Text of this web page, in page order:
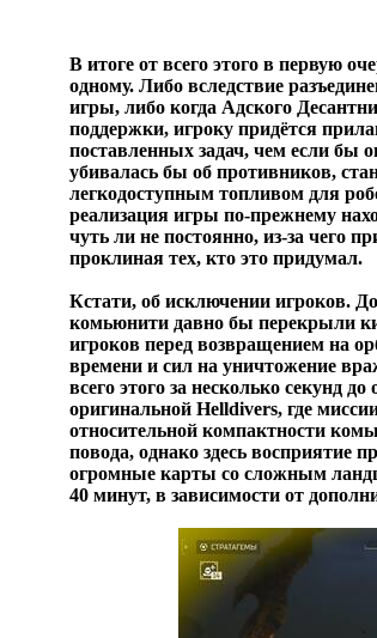
В итоге от всего этого в первую
одному. Либо вследствие
игры, либо когда Адского
поддержки, игроку придётся
поставленных задач, чем если бы
убивалась бы об противников,
легкодоступным топливом для
реализация игры по-прежнему
чуть ли не постоянно, из-за чего
проклиная тех, кто это придумал.
Кстати, об исключении игроков.
комьюнити давно бы перекрыли
игроков перед возвращением на
времени и сил на уничтожение
всего этого за несколько секунд
оригинальной Helldivers, где
относительной компактности
повода, однако здесь восприятие
огромные карты со сложным
40 минут, в зависимости от